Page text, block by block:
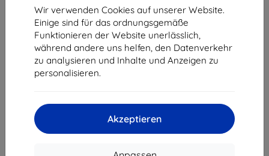
Wir verwenden Cookies auf unserer Website.
Einige sind für das ordnungsgemäße
Funktionieren der Website unerlässlich,
während andere uns helfen, den Datenverkehr
zu analysieren und Inhalte und Anzeigen zu
personalisieren.
Akzeptieren
Auf Lager > 5 Stk.
1